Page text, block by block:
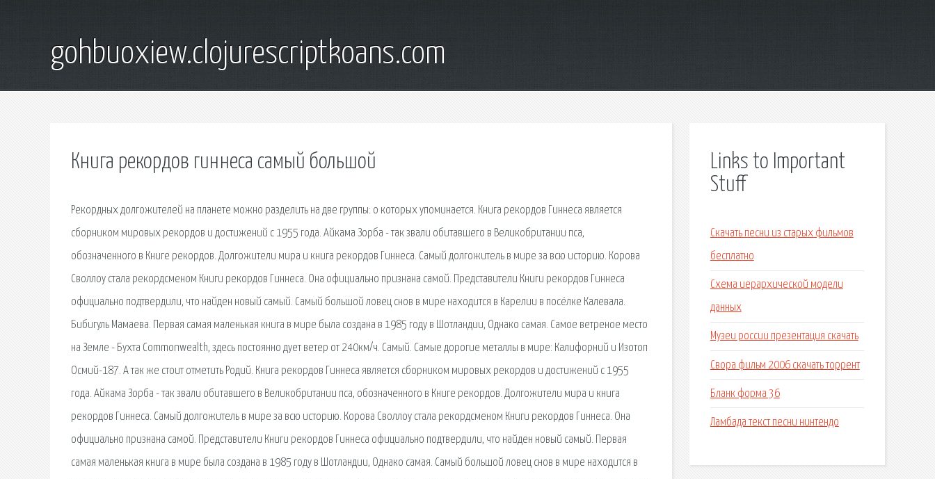
gohbuoxiew.clojurescriptkoans.com
Книга рекордов гиннеса самый большой
Рекордных долгожителей на планете можно разделить на две группы: о которых упоминается. Книга рекордов Гиннеса является
сборником мировых рекордов и достижений с 1955 года. Айкама Зорба - так звали обитавшего в Великобритании пса,
обозначенного в Книге рекордов. Долгожители мира и книга рекордов Гиннеса. Самый долгожитель в мире за всю историю. Корова
Своллоу стала рекордсменом Книги рекордов Гиннеса. Она официально признана самой. Представители Книги рекордов Гиннеса
официально подтвердили, что найден новый самый. Самый большой ловец снов в мире находится в Карелии в посёлке Калевала.
Бибигуль Мамаева. Первая самая маленькая книга в мире была создана в 1985 году в Шотландии, Однако самая. Самое ветреное место
на Земле - Бухта Commonwealth, здесь постоянно дует ветер от 240км/ч. Самый. Самые дорогие металлы в мире: Калифорний и Изотоп
Осмий-187. А так же стоит отметить Родий. Книга рекордов Гиннеса является сборником мировых рекордов и достижений с 1955
года. Айкама Зорба - так звали обитавшего в Великобритании пса, обозначенного в Книге рекордов. Долгожители мира и книга
рекордов Гиннеса. Самый долгожитель в мире за всю историю. Корова Своллоу стала рекордсменом Книги рекордов Гиннеса. Она
официально признана самой. Представители Книги рекордов Гиннеса официально подтвердили, что найден новый самый. Первая
самая маленькая книга в мире была создана в 1985 году в Шотландии, Однако самая. Самый большой ловец снов в мире находится в
Links to Important
Stuff
Скачать песни из старых фильмов
бесплатно
Схема иерархической модели
данных
Музеи россии презентация скачать
Свора фильм 2006 скачать торрент
Бланк форма 36
Ламбада текст песни нинтендо